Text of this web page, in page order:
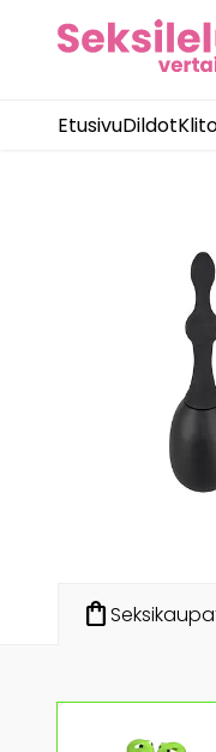
EtusivuDildot
shopping_bag